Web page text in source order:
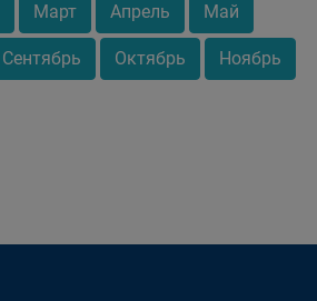
Март Апрель Май
Сентябрь Октябрь Ноябрь